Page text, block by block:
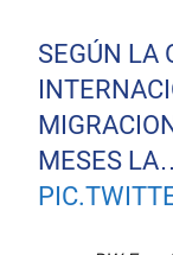
SEGÚN LA
MESES